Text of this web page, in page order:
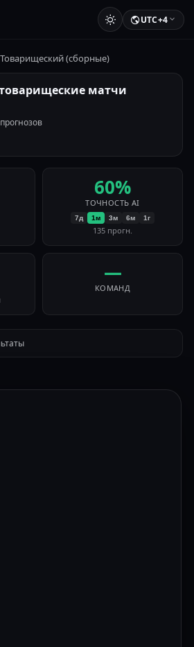
UTC+4
Товарищеский (сборные)
матчи
60%
ТОЧНОСТЬ AI
7д 1м 3м 6м 1г
135 прогн.
—
КОМАНД